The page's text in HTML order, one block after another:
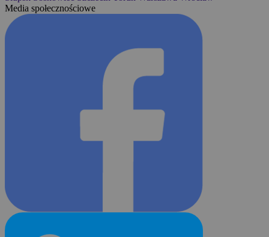
Media społecznościowe